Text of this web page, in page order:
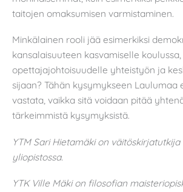
taitojen omaksumisen varmistaminen.
Minkälainen rooli jää esimerkiksi
kansalaisuuteen kasvamiselle
opettajajohtoisuudelle yhteistyön ja
sijaan? Tähän kysymykseen Laulumaa
vastata, vaikka sitä voidaan pitää
tärkeimmistä kysymyksistä.
YTM Sari Hietamäki on
yliopistossa.
YTK Ville Mäki on filosofian